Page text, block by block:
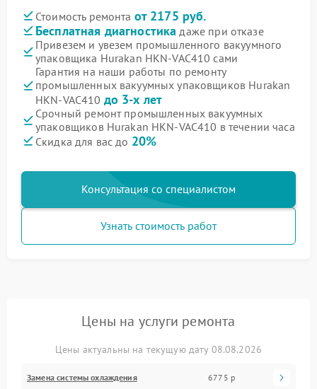
Стоимость ремонта от 2175 руб.
Бесплатная диагностика даже при отказе
Привезем и увезем промышленного вакуумного
упаковщика Hurakan HKN-VAC410 сами
Гарантия на наши работы по ремонту
промышленных вакуумных упаковщиков Hurakan
HKN-VAC410 до 3-х лет
Срочный ремонт промышленных вакуумных
упаковщиков Hurakan HKN-VAC410 в течении часа
Скидка для вас до 20%
Консультация со специалистом
Узнать стоимость работ
Цены на услуги ремонта
Цены актуальны на текущую дату 08.08.2026
Замена системы охлаждения 6775 р